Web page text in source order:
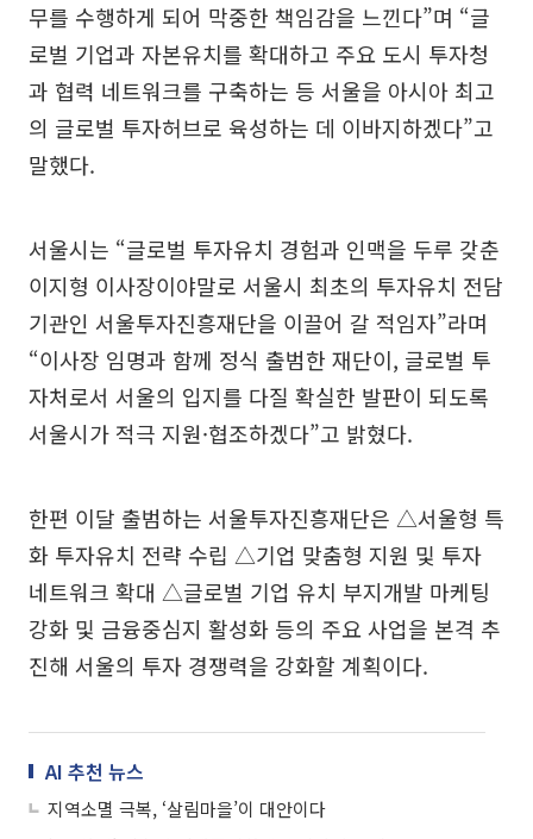
무를 수행하게 되어 막중한 책임감을 느낀다”며 “글
로벌 기업과 자본유치를 확대하고 주요 도시 투자청
과 협력 네트워크를 구축하는 등 서울을 아시아 최고
의 글로벌 투자허브로 육성하는 데 이바지하겠다”고
말했다.
서울시는 “글로벌 투자유치 경험과 인맥을 두루 갖춘
이지형 이사장이야말로 서울시 최초의 투자유치 전담
기관인 서울투자진흥재단을 이끌어 갈 적임자”라며
“이사장 임명과 함께 정식 출범한 재단이, 글로벌 투
자처로서 서울의 입지를 다질 확실한 발판이 되도록
서울시가 적극 지원·협조하겠다”고 밝혔다.
한편 이달 출범하는 서울투자진흥재단은 △서울형 특
화 투자유치 전략 수립 △기업 맞춤형 지원 및 투자
네트워크 확대 △글로벌 기업 유치 부지개발 마케팅
강화 및 금융중심지 활성화 등의 주요 사업을 본격 추
진해 서울의 투자 경쟁력을 강화할 계획이다.
AI 추천 뉴스
지역소멸 극복, ‘살림마을’이 대안이다